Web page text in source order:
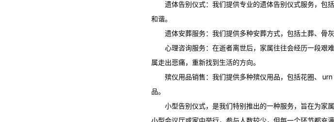
遗体告别仪式：我们提供专业的遗体告别仪式服务，包
和谐。
遗体安葬服务：我们提供多种安葬方式，包括土葬、骨
心理咨询服务：在逝者离世后，家属往往会经历一段艰
属走出悲痛，重新找到生活的方向。
殡仪用品销售：我们提供多种殡仪用品，包括花圈、
品。
小型告别仪式，是我们特别推出的一种服务，旨在为家